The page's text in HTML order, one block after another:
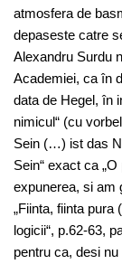
atmosfera de
depaseste catre
Alexandru Surdu
Academiei, ca în
data de Hegel, în
nimicul“ (cu
Sein (…) ist das
Sein“ exact ca
expunerea, si am
„Fiinta, fiinta pura
logicii“, p.62-63,
pentru ca, desi